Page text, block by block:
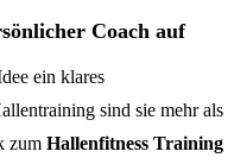
Coach auf
ein klares
sind sie mehr als
zum Hallenfitness Training